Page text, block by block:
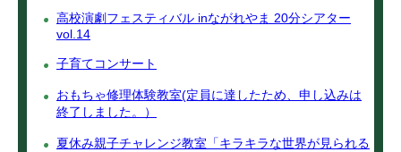
高校演劇フェスティバル inながれやま 20分シアター
vol.14
子育てコンサート
おもちゃ修理体験教室(定員に達したため、申し込みは
終了しました。）
夏休み親子チャレンジ教室「キラキラな世界が見られる